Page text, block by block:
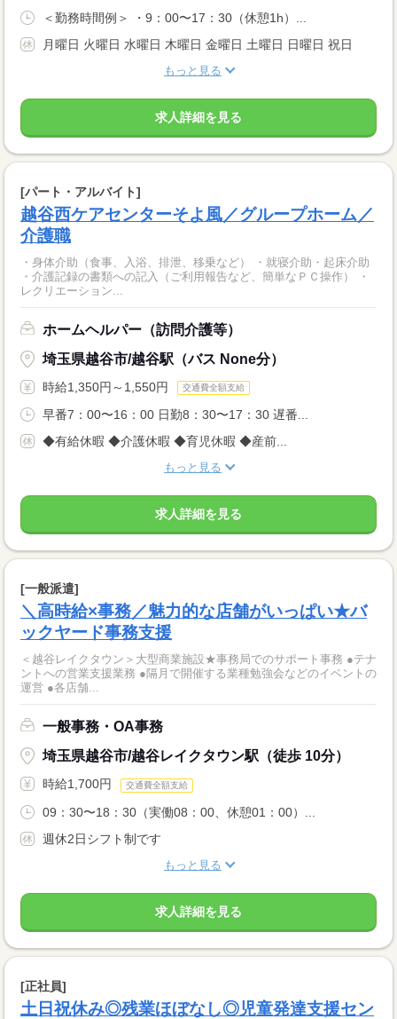
＜勤務時間例＞ ・9：00〜17：30（休憩1h）...
月曜日 火曜日 水曜日 木曜日 金曜日 土曜日 日曜日 祝日
もっと見る
求人詳細を見る
[パート・アルバイト]
越谷西ケアセンターそよ風／グループホーム／
介護職
・身体介助（食事、入浴、排泄、移乗など） ・就寝介助・起床介助
・介護記録の書類への記入（ご利用報告など、簡単なＰＣ操作） ・
レクリエーション...
ホームヘルパー（訪問介護等）
埼玉県越谷市/越谷駅（バス None分）
時給1,350円～1,550円 交通費全額支給
早番7：00〜16：00 日勤8：30〜17：30 遅番...
◆有給休暇 ◆介護休暇 ◆育児休暇 ◆産前...
もっと見る
求人詳細を見る
[一般派遣]
＼高時給×事務／魅力的な店舗がいっぱい★バ
ックヤード事務支援
＜越谷レイクタウン＞大型商業施設★事務局でのサポート事務 ●テナ
ントへの営業支援業務 ●隔月で開催する業種勉強会などのイベントの
運営 ●各店舗...
一般事務・OA事務
埼玉県越谷市/越谷レイクタウン駅（徒歩 10分）
時給1,700円 交通費全額支給
09：30〜18：30（実働08：00、休憩01：00）...
週休2日シフト制です
もっと見る
求人詳細を見る
[正社員]
土日祝休み◎残業ほぼなし◎児童発達支援セン